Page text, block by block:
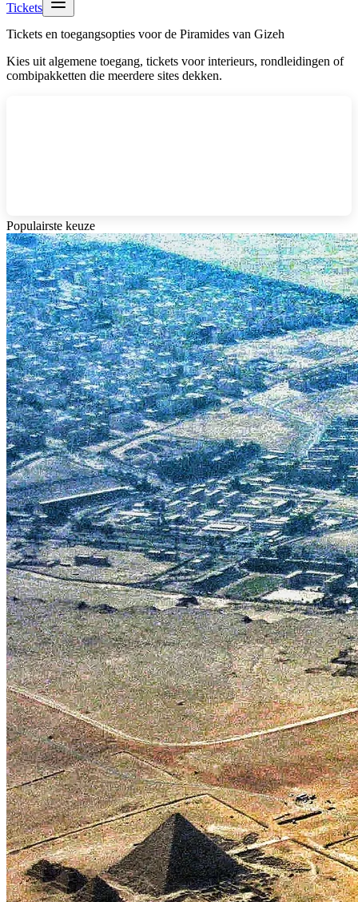
Tickets
Tickets en toegangsopties voor de Piramides van Gizeh
Kies uit algemene toegang, tickets voor interieurs, rondleidingen of
combipakketten die meerdere sites dekken.
Populairste keuze